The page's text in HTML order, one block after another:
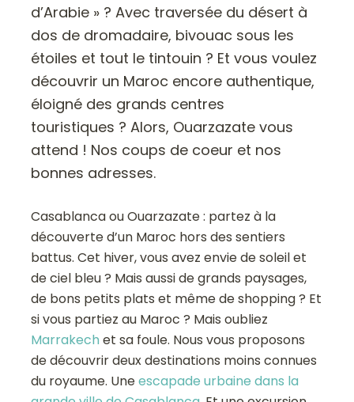
d’Arabie » ? Avec traversée du désert à
dos de dromadaire, bivouac sous les
étoiles et tout le tintouin ? Et vous voulez
découvrir un Maroc encore authentique,
éloigné des grands centres
touristiques ? Alors, Ouarzazate vous
attend ! Nos coups de coeur et nos
bonnes adresses.
Casablanca ou Ouarzazate : partez à la
découverte d’un Maroc hors des sentiers
battus. Cet hiver, vous avez envie de soleil et
de ciel bleu ? Mais aussi de grands paysages,
de bons petits plats et même de shopping ? Et
si vous partiez au Maroc ? Mais oubliez
Marrakech et sa foule. Nous vous proposons
de découvrir deux destinations moins connues
du royaume. Uneescapade urbaine dans la